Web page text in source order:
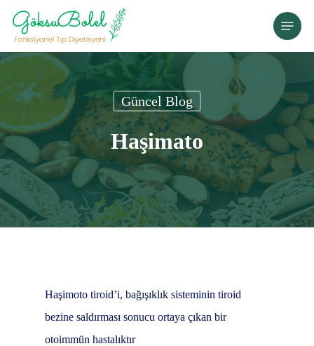
Skip
main
content
Menu
Güncel Blog
Haşimato
Haşimoto tiroid’i, bağışıklık sisteminin tiroid
bezine saldırması sonucu ortaya çıkan bir
otoimmün hastalıktır